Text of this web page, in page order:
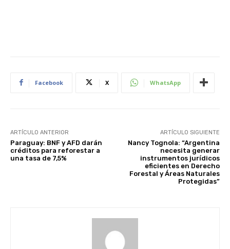
Facebook X WhatsApp
ARTÍCULO ANTERIOR
Paraguay: BNF y AFD darán
créditos para reforestar a
una tasa de 7,5%
ARTÍCULO SIGUIENTE
Nancy Tognola: “Argentina
necesita generar
instrumentos jurídicos
eficientes en Derecho
Forestal y Áreas Naturales
Protegidas”